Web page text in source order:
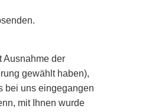
Ausnahme der
gewählt haben),
bei uns eingegangen
mit Ihnen wurde